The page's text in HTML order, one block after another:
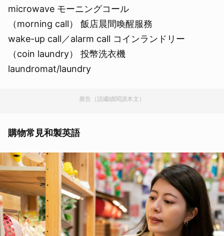
microwave モーニングコール
（morning call） 飯店晨間喚醒服務
wake-up call／alarm call コインランドリー
（coin laundry） 投幣洗衣機
laundromat/laundry
廣告（請繼續閱讀本文）
購物常見和製英語